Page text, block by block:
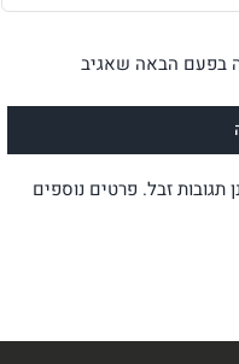
בפעם הבאה שאגיב
פרטים נוספים